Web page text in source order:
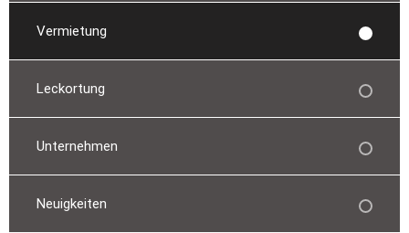
Vermietung
Leckortung
Unternehmen
Neuigkeiten